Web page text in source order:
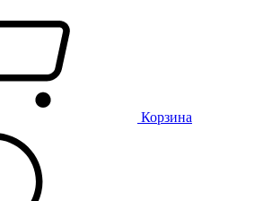
Корзина